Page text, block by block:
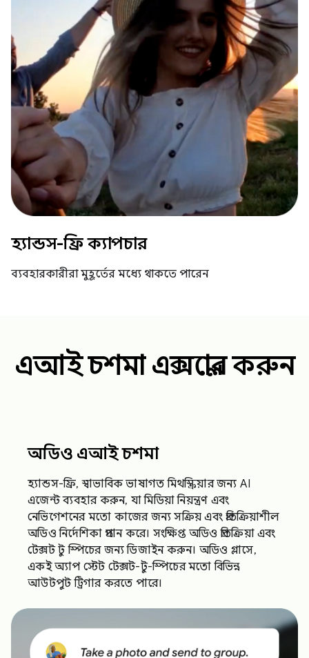
হ্যান্ডস-ফ্রি ক্যাপচার
ব্যবহারকারীরা মুহূর্তের মধ্যে থাকতে পারেন
এআই চশমা এক্সপ্লোর করুন
অডিও এআই চশমা
হ্যান্ডস-ফ্রি, স্বাভাবিক ভাষাগত মিথস্ক্রিয়ার জন্য AI
এজেন্ট ব্যবহার করুন, যা মিডিয়া নিয়ন্ত্রণ এবং
নেভিগেশনের মতো কাজের জন্য সক্রিয় এবং প্রতিক্রিয়াশীল
অডিও নির্দেশিকা প্রদান করে। সংক্ষিপ্ত অডিও প্রতিক্রিয়া এবং
টেক্সট টু স্পিচের জন্য ডিজাইন করুন। অডিও গ্লাসে,
একই অ্যাপ স্টেট টেক্সট-টু-স্পিচের মতো বিভিন্ন
আউটপুট ট্রিগার করতে পারে।